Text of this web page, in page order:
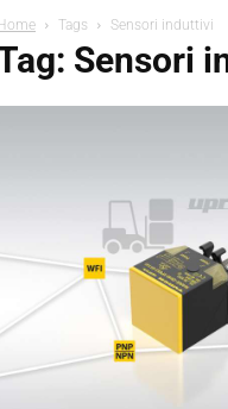
Home Tags Sensori induttivi
Sensori